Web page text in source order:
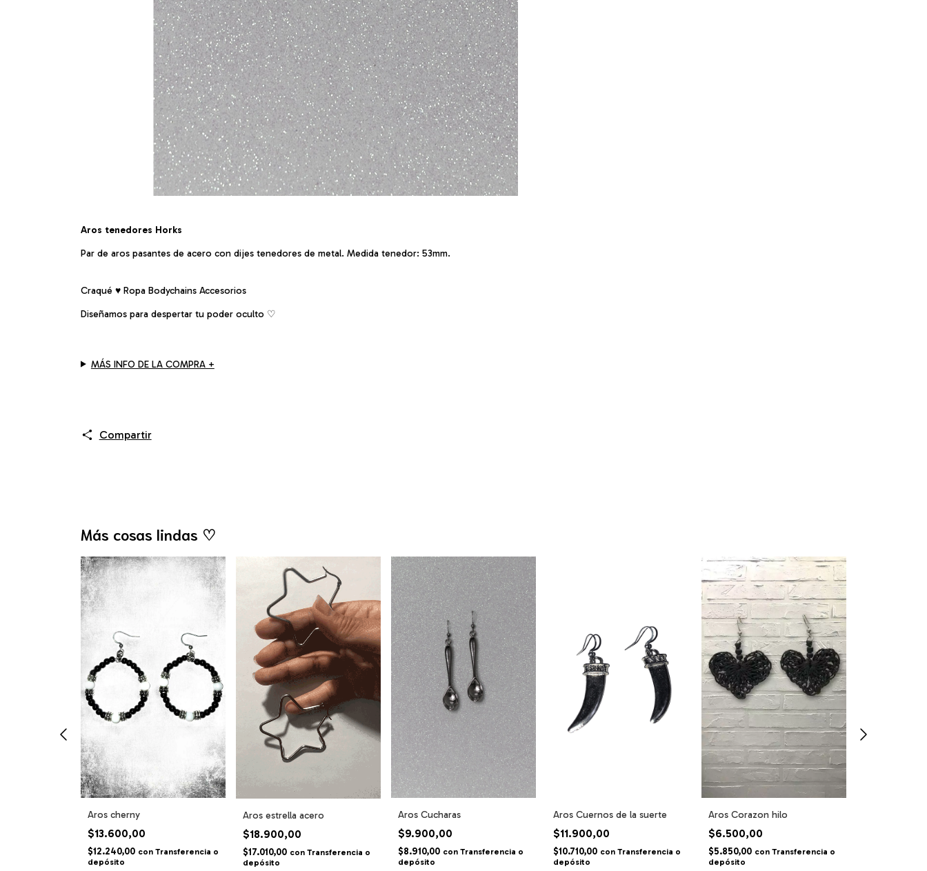
Aros tenedores Horks
Par de aros pasantes de acero con dijes tenedores de metal. Medida tenedor: 53mm.
Craqué ♥ Ropa Bodychains Accesorios
Diseñamos para despertar tu poder oculto ♡︎
MÁS INFO DE LA COMPRA +
Compartir
Más cosas lindas ♡
Aros cherny
$13.600,00
$12.240,00 con Transferencia o
depósito
Aros estrella acero
$18.900,00
$17.010,00 con Transferencia o
depósito
Aros Cucharas
$9.900,00
$8.910,00 con Transferencia o
depósito
Aros Cuernos de la suerte
$11.900,00
$10.710,00 con Transferencia o
depósito
Aros Corazon hilo
$6.500,00
$5.850,00 con Transferencia o
depósito